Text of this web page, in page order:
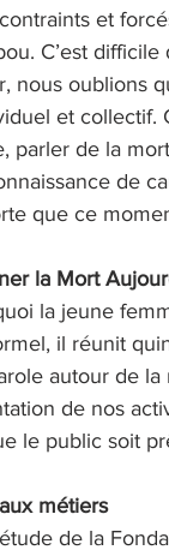
et
C’est
nous oublions
et collectif.
parler de la
de
que ce
la Mort
la jeune
il réunit
autour de
de nos
le public soit
métiers
de la